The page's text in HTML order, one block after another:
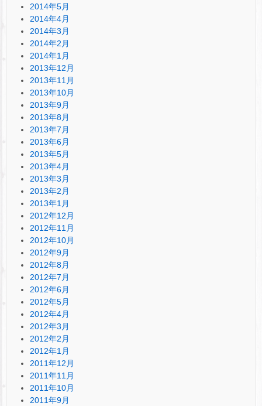
2014年5月
2014年4月
2014年3月
2014年2月
2014年1月
2013年12月
2013年11月
2013年10月
2013年9月
2013年8月
2013年7月
2013年6月
2013年5月
2013年4月
2013年3月
2013年2月
2013年1月
2012年12月
2012年11月
2012年10月
2012年9月
2012年8月
2012年7月
2012年6月
2012年5月
2012年4月
2012年3月
2012年2月
2012年1月
2011年12月
2011年11月
2011年10月
2011年9月